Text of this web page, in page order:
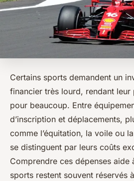
Certains sports demandent un
financier très lourd, rendant leur
pour beaucoup. Entre
d’inscription et déplacements,
comme l’équitation, la voile ou
se distinguent par leurs coûts
Comprendre ces dépenses aide
sports restent souvent réservés